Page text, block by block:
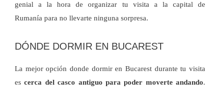
genial a la hora de organizar tu visita a la capital de
Rumanía para no llevarte ninguna sorpresa.
DÓNDE DORMIR EN BUCAREST
La mejor opción donde dormir en Bucarest durante tu visita
escerca del casco antiguo para poder moverte andando.